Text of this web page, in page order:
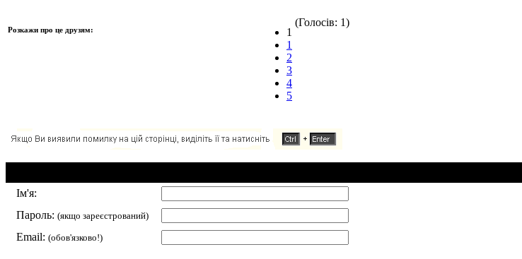
Розкажи про це друзям:
1
1
2
3
4
5
(Голосів: 1)
Ім'я:
Пароль: (якщо зареєстрований)
Email: (обов'язково!)